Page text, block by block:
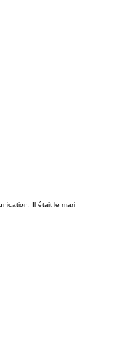
Il était le mari